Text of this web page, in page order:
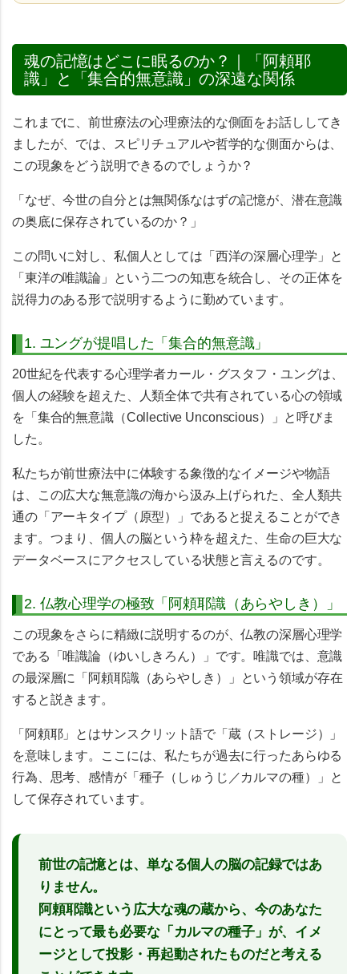
魂の記憶はどこに眠るのか？｜「阿頼耶
識」と「集合的無意識」の深遠な関係
これまでに、前世療法の心理療法的な側面をお話ししてき
ましたが、では、スピリチュアルや哲学的な側面からは、
この現象をどう説明できるのでしょうか？
「なぜ、今世の自分とは無関係なはずの記憶が、潜在意識
の奥底に保存されているのか？」
この問いに対し、私個人としては 「西洋の深層心理学」と
「東洋の唯識論」
という二つの知恵を統合し、その正体を
説得力のある形で説明するように勤めています。
1. ユングが提唱した「集合的無意識」
20世紀を代表する心理学者カール・グスタフ・ユングは、
個人の経験を超えた、人類全体で共有されている心の領域
を 「集合的無意識（Collective Unconscious）」 と呼びま
した。
私たちが前世療法中に体験する象徴的なイメージや物語
は、この広大な無意識の海から汲み上げられた、全人類共
通の「アーキタイプ（原型）」であると捉えることができ
ます。つまり、個人の脳という枠を超えた、生命の巨大な
データベースにアクセスしている状態と言えるのです。
2. 仏教心理学の極致「阿頼耶識（あらやしき）」
この現象をさらに精緻に説明するのが、仏教の深層心理学
である「唯識論（ゆいしきろん）」です。唯識では、意識
の最深層に 「阿頼耶識（あらやしき）」
という領域が存在
すると説きます。
「阿頼耶」とはサンスクリット語で「蔵（ストレージ）」
を意味します。ここには、私たちが過去に行ったあらゆる
行為、思考、感情が「種子（しゅうじ／カルマの種）」
と
して保存されています。
前世の記憶とは、単なる個人の脳の記録ではあ
りません。
阿頼耶識という広大な魂の蔵から、今のあなた
にとって最も必要な「カルマの種子」が、イメ
ージとして投影・再起動されたものだと考える